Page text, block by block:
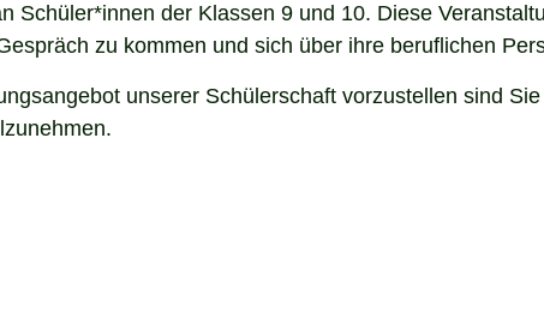
der Klassen 9 und 10. Diese
zu kommen und sich über ihre beruflichen
unserer Schülerschaft vorzustellen sind